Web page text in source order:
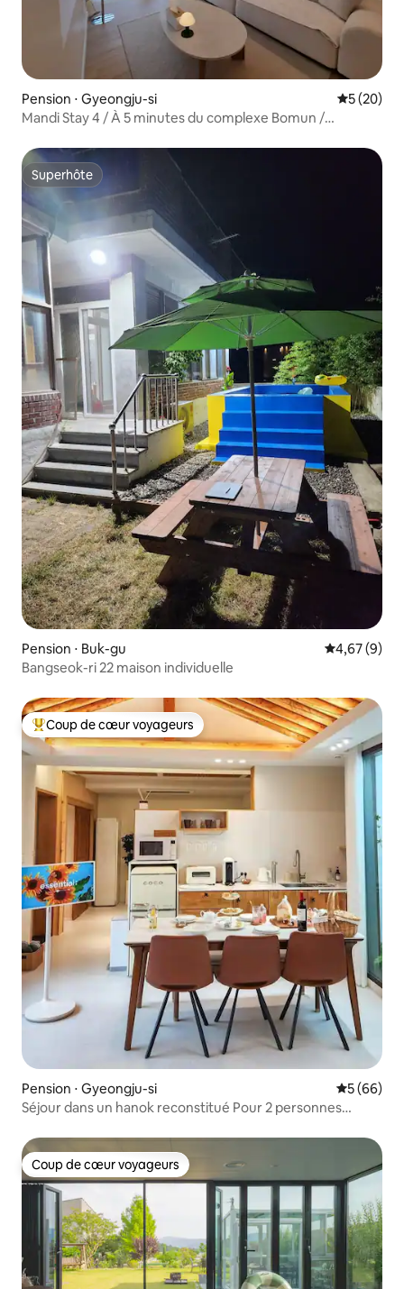
Pension ⋅ Gyeongju-si
5 (20)
Mandi Stay 4 / À 5 minutes du complexe Bomun /
Barbecue privé
Superhôte
Superhôte
Pension ⋅ Buk-gu Évaluation
4,67 (9)
Bangseok-ri 22 maison individuelle
Coups de cœur voyageurs les plus appréciés
Coup de cœur voyageurs
Pension ⋅ Gyeongju-si
5 (66)
Séjour dans un hanok reconstitué Pour 2 personnes
2 minutes à pied de Cheomseongdae
Coup de cœur voyageurs
Coup de cœur voyageurs